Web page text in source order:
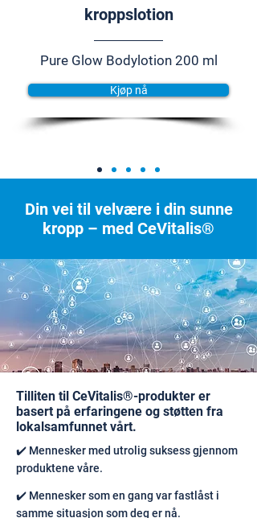
kroppslotion
Pure Glow Bodylotion 200 ml
Kjøp nå
Din vei til velvære i din sunne
kropp – med CeVitalis®
Tilliten til CeVitalis®-produkter er
basert på erfaringene og støtten fra
lokalsamfunnet vårt.
✔️ Mennesker med utrolig suksess gjennom
produktene våre.
✔️ Mennesker som en gang var fastlåst i
samme situasjon som deg er nå.